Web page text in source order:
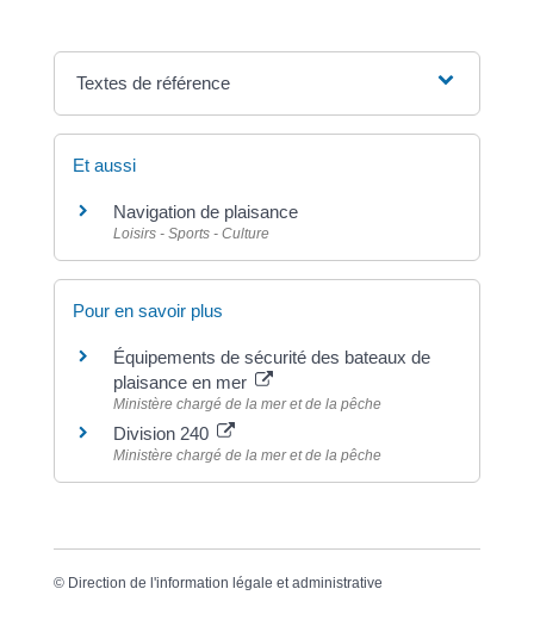
Textes de référence
Et aussi
Navigation de plaisance
Loisirs - Sports - Culture
Pour en savoir plus
Équipements de sécurité des bateaux de
plaisance en mer
Ministère chargé de la mer et de la pêche
Division 240
Ministère chargé de la mer et de la pêche
© Direction de l'information légale et administrative